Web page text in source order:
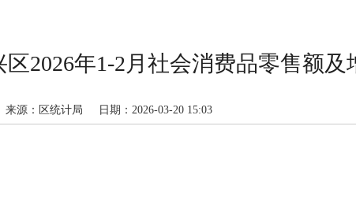
区2026年1-2月社会消费品零售额及
来源：区统计局 日期：2026-03-20 15:03